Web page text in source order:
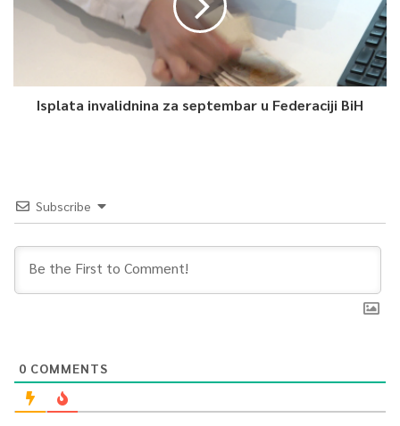
Isplata invalidnina za septembar u Federaciji BiH
Subscribe
0 COMMENTS